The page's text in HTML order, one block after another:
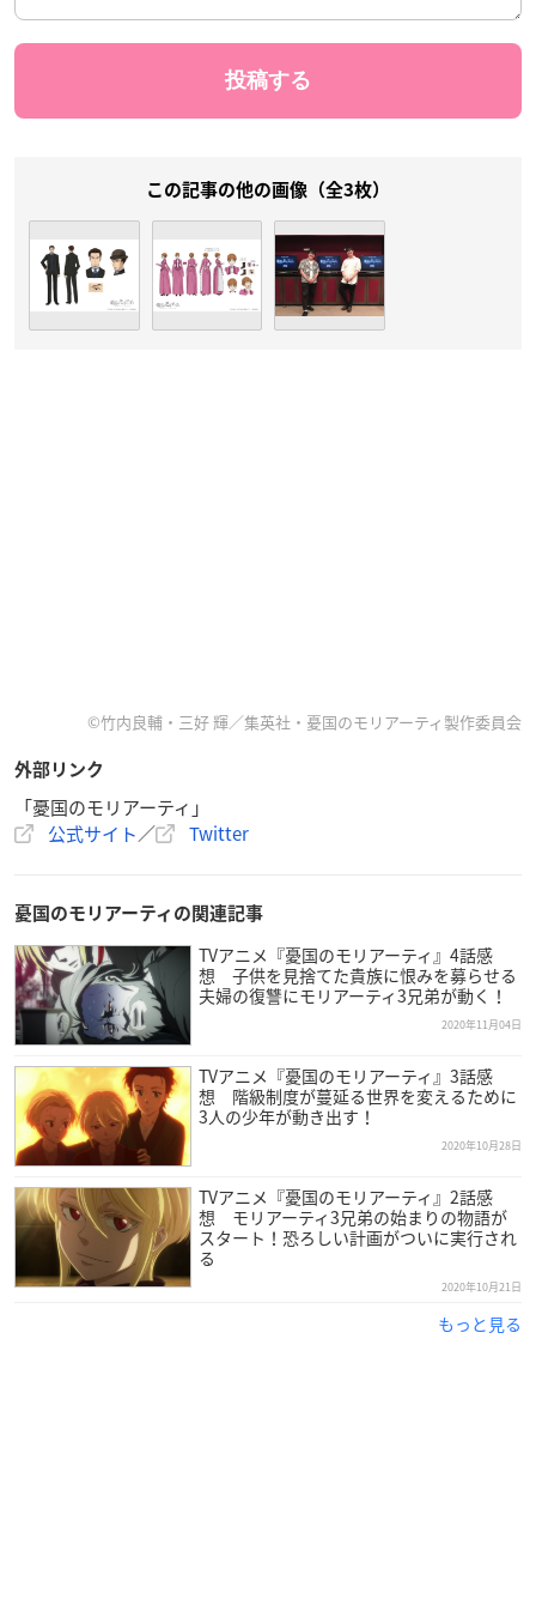
この記事の他の画像（全3枚）
©竹内良輔・三好 輝／集英社・憂国のモリアーティ製作委員会
外部リンク
「憂国のモリアーティ」
公式サイト／ Twitter
憂国のモリアーティの関連記事
TVアニメ『憂国のモリアーティ』4話感
想 子供を見捨てた貴族に恨みを募らせる
夫婦の復讐にモリアーティ3兄弟が動く！
2020年11月04日
TVアニメ『憂国のモリアーティ』3話感
想 階級制度が蔓延る世界を変えるために
3人の少年が動き出す！
2020年10月28日
TVアニメ『憂国のモリアーティ』2話感
想 モリアーティ3兄弟の始まりの物語が
スタート！恐ろしい計画がついに実行され
る
2020年10月21日
もっと見る